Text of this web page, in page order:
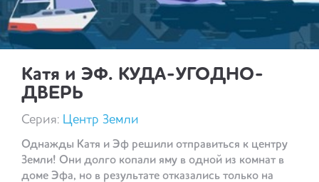
Катя и ЭФ. КУДА-УГОДНО-
ДВЕРЬ
Серия: Центр Земли
Однажды Катя и Эф решили отправиться к центру
Земли! Они долго копали яму в одной из комнат в
доме Эфа, но в результате отказались только на